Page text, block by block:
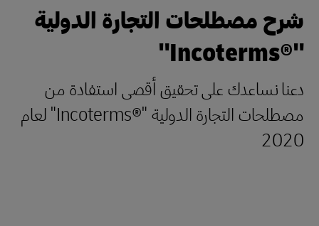
شرح مصطلحات التجارة الدولية
"Incoterms®‎"
دعنا نساعدك على تحقيق أقصى استفادة من
مصطلحات التجارة الدولية "Incoterms®‎" لعام
2020